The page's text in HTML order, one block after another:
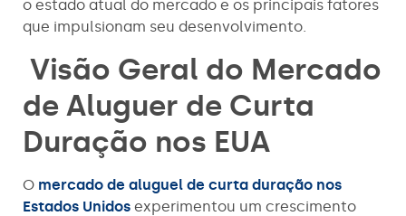
o estado atual do mercado e os principais fatores
que impulsionam seu desenvolvimento.
Visão Geral do Mercado
de Aluguer de Curta
Duração nos EUA
O mercado de aluguel de curta duração nos
Estados Unidos experimentou um crescimento